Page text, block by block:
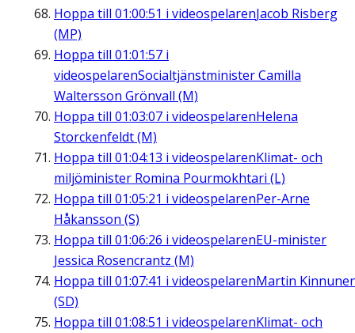
Hoppa till 01:00:51 i videospelarenJacob Risberg
(MP)
Hoppa till 01:01:57 i
videospelarenSocialtjänstminister Camilla
Waltersson Grönvall (M)
Hoppa till 01:03:07 i videospelarenHelena
Storckenfeldt (M)
Hoppa till 01:04:13 i videospelarenKlimat- och
miljöminister Romina Pourmokhtari (L)
Hoppa till 01:05:21 i videospelarenPer-Arne
Håkansson (S)
Hoppa till 01:06:26 i videospelarenEU-minister
Jessica Rosencrantz (M)
Hoppa till 01:07:41 i videospelarenMartin
(SD)
Hoppa till 01:08:51 i videospelarenKlimat- och